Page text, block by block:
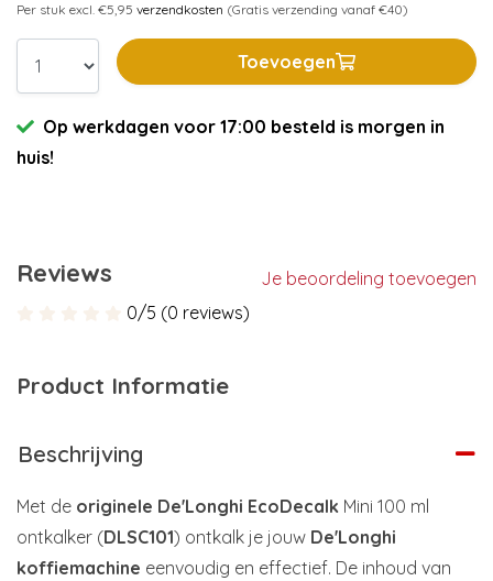
Per stuk excl. €5,95 verzendkosten (Gratis verzending vanaf €40)
Toevoegen
Op werkdagen voor 17:00 besteld is morgen in
huis!
Reviews
Je beoordeling toevoegen
0/5 (0 reviews)
Product Informatie
Beschrijving
Met de originele De'Longhi EcoDecalk Mini 100 ml
ontkalker (DLSC101) ontkalk je jouw De'Longhi
koffiemachine eenvoudig en effectief. De inhoud van